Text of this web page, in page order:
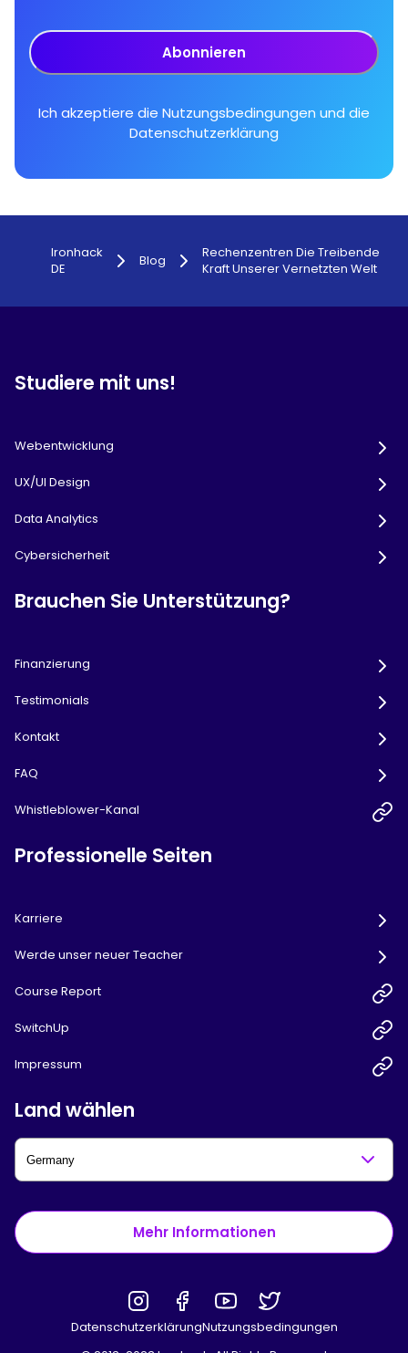
Abonnieren
Ich akzeptiere die Nutzungsbedingungen und die
Datenschutzerklärung
Ironhack
DE
Blog
Rechenzentren Die Treibende
Kraft Unserer Vernetzten Welt
Studiere mit uns!
Webentwicklung
UX/UI Design
Data Analytics
Cybersicherheit
Brauchen Sie Unterstützung?
Finanzierung
Testimonials
Kontakt
FAQ
Whistleblower-Kanal
Professionelle Seiten
Karriere
Werde unser neuer Teacher
Course Report
SwitchUp
Impressum
Land wählen
Mehr Informationen
DatenschutzerklärungNutzungsbedingungen